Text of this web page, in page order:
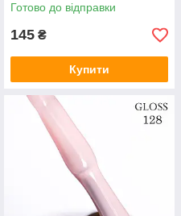
Готово до відправки
145 ₴
Купити